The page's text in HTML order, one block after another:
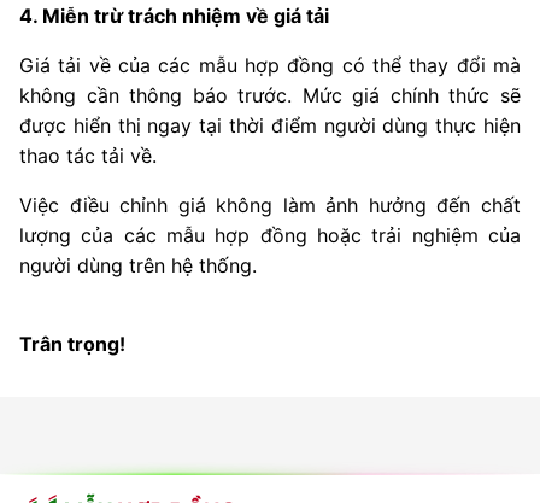
4. Miễn trừ trách nhiệm về giá tải
Giá tải về của các mẫu hợp đồng có thể thay đổi mà
không cần thông báo trước. Mức giá chính thức sẽ
được hiển thị ngay tại thời điểm người dùng thực hiện
thao tác tải về.
Việc điều chỉnh giá không làm ảnh hưởng đến chất
lượng của các mẫu hợp đồng hoặc trải nghiệm của
người dùng trên hệ thống.
Trân trọng!